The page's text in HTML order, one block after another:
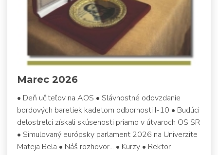
Marec 2026
• Deň učiteľov na AOS • Slávnostné odovzdanie
bordových baretiek kadetom odbornosti I-10 • Budúci
delostrelci získali skúsenosti priamo v útvaroch OS SR
• Simulovaný európsky parlament 2026 na Univerzite
Mateja Bela • Náš rozhovor... • Kurzy • Rektor